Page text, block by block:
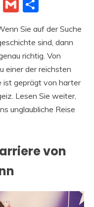
LineGmail
Sie auf der Suche
sind, dann
richtig. Von
einer der reichsten
ist geprägt von harter
Lesen Sie weiter,
unglaubliche Reise
von